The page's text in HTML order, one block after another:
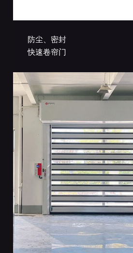
防尘、密封
快速卷帘门